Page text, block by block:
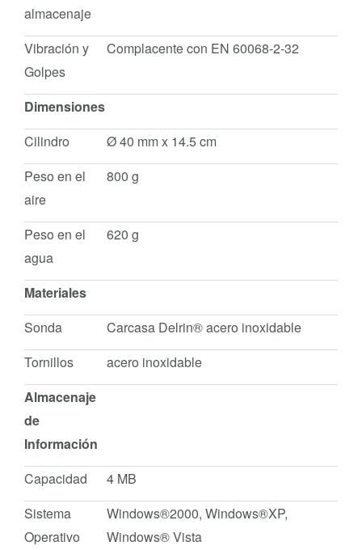
almacenaje
Vibración y
Golpes
Complacente con EN 60068-2-32
Dimensiones
Cilindro
Ø 40 mm x 14.5 cm
Peso en el
aire
800 g
Peso en el
agua
620 g
Materiales
Sonda
Carcasa Delrin® acero inoxidable
Tornillos
acero inoxidable
Almacenaje
de
Información
Capacidad
4 MB
Sistema
Operativo
Windows®2000, Windows®XP,
Windows® Vista